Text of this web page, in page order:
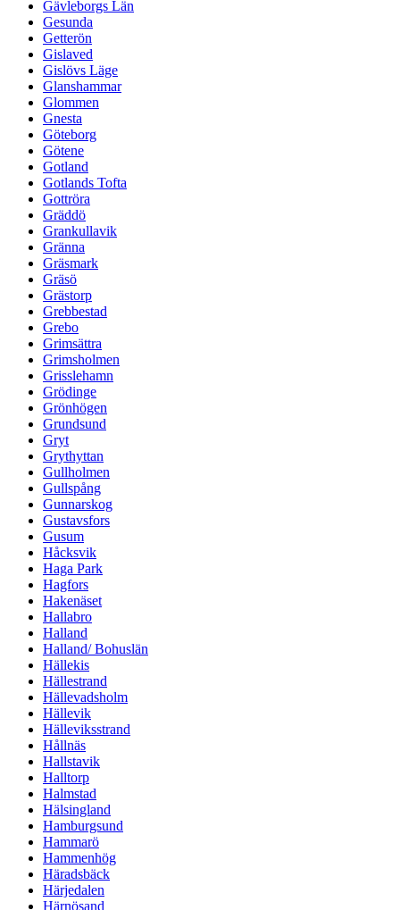
Gävleborgs Län
Gesunda
Getterön
Gislaved
Gislövs Läge
Glanshammar
Glommen
Gnesta
Göteborg
Götene
Gotland
Gotlands Tofta
Gottröra
Gräddö
Grankullavik
Gränna
Gräsmark
Gräsö
Grästorp
Grebbestad
Grebo
Grimsättra
Grimsholmen
Grisslehamn
Grödinge
Grönhögen
Grundsund
Gryt
Grythyttan
Gullholmen
Gullspång
Gunnarskog
Gustavsfors
Gusum
Håcksvik
Haga Park
Hagfors
Hakenäset
Hallabro
Halland
Halland/ Bohuslän
Hällekis
Hällestrand
Hällevadsholm
Hällevik
Hälleviksstrand
Hållnäs
Hallstavik
Halltorp
Halmstad
Hälsingland
Hamburgsund
Hammarö
Hammenhög
Häradsbäck
Härjedalen
Härnösand